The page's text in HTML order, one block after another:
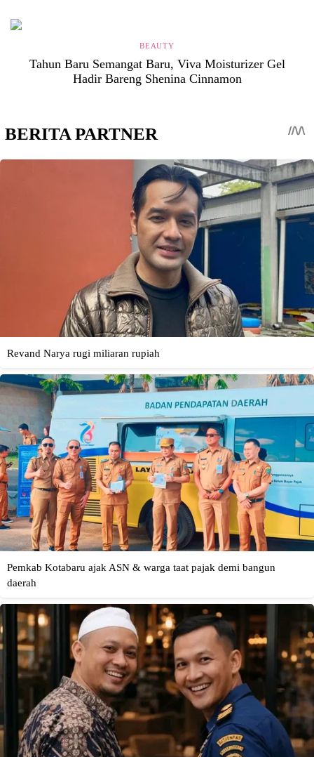
BEAUTY
Tahun Baru Semangat Baru, Viva Moisturizer Gel
Hadir Bareng Shenina Cinnamon